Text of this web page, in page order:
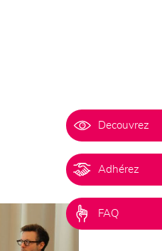
Decouvrez
Adhérez
FAQ